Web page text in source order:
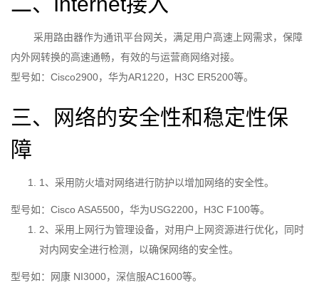
采用路由器作为通讯平台网关，满足用户高速上网需求，保障
内外网转换的高速通畅，有效的与运营商网络对接。
型号如：Cisco2900，华为AR1220，H3C ER5200等。
三、网络的安全性和稳定性保
障
1、采用防火墙对网络进行防护以增加网络的安全性。
型号如：Cisco ASA5500，华为USG2200，H3C F100等。
2、采用上网行为管理设备，对用户上网资源进行优化，同时
对内网安全进行检测，以确保网络的安全性。
型号如：网康 NI3000，深信服AC1600等。